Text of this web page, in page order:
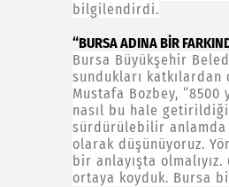
bilgilendirdi.
“BURSA ADINA BİR
Bursa Büyükşehir
sundukları
Mustafa Bozbey,
nasıl bu hale
sürdürülebilir anlamda
olarak düşünüyoruz.
bir anlayışta
ortaya koyduk. Bursa